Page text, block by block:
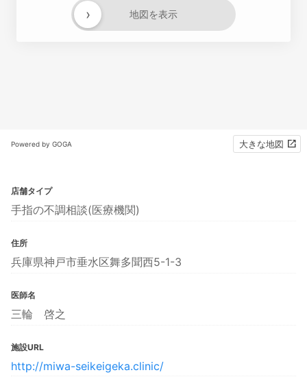
地図を表示
›
Powered by GOGA 大きな地図
店舗タイプ
手指の不調相談(医療機関)
住所
兵庫県神戸市垂水区舞多聞西5-1-3
医師名
三輪 啓之
施設URL
http://miwa-seikeigeka.clinic/